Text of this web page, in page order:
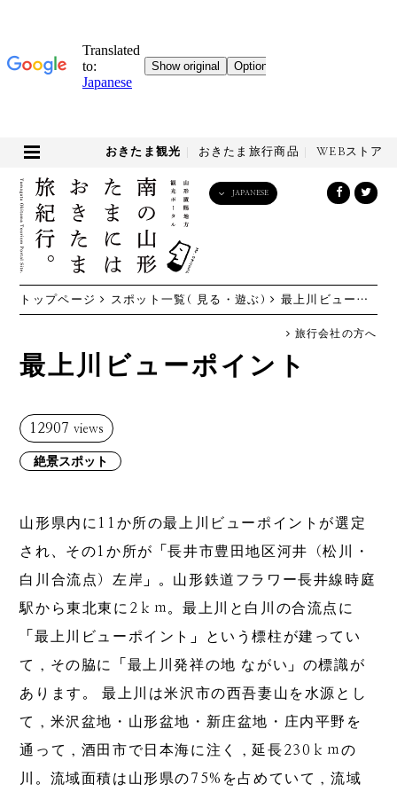
おきたま観光 おきたま旅行商品 WEBストア
JAPANESE
繁體中文
トップページ スポット一覧( 見る・遊ぶ) 最上川ビューポイント
旅行会社の方へ
最上川ビューポイント
12907 views
絶景スポット
山形県内に11か所の最上川ビューポイントが選定
され、その1か所が「長井市豊田地区河井（松川・
白川合流点）左岸」。山形鉄道フラワー長井線時庭
駅から東北東に2ｋｍ。最上川と白川の合流点に
「最上川ビューポイント」という標柱が建ってい
て，その脇に「最上川発祥の地 ながい」の標識が
あります。 最上川は米沢市の西吾妻山を水源とし
て，米沢盆地・山形盆地・新庄盆地・庄内平野を
通って，酒田市で日本海に注く，延長230ｋｍの
川。流域面積は山形県の75%を占めていて，流域